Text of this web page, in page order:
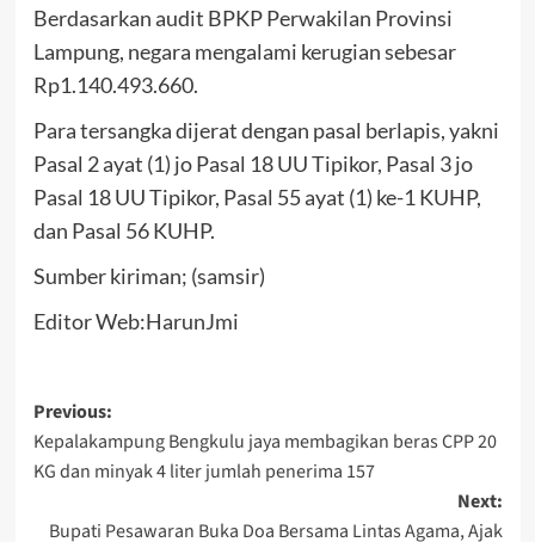
Berdasarkan audit BPKP Perwakilan Provinsi
Lampung, negara mengalami kerugian sebesar
Rp1.140.493.660.
Para tersangka dijerat dengan pasal berlapis, yakni
Pasal 2 ayat (1) jo Pasal 18 UU Tipikor, Pasal 3 jo
Pasal 18 UU Tipikor, Pasal 55 ayat (1) ke-1 KUHP,
dan Pasal 56 KUHP.
Sumber kiriman; (samsir)
Editor Web:HarunJmi
Post
navigation
Previous:
Kepalakampung Bengkulu jaya membagikan beras CPP 20
KG dan minyak 4 liter jumlah penerima 157
Next:
Bupati Pesawaran Buka Doa Bersama Lintas Agama, Ajak